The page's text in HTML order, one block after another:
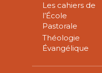
Les cahiers de
l’École
Pastorale
Théologie
Évangélique